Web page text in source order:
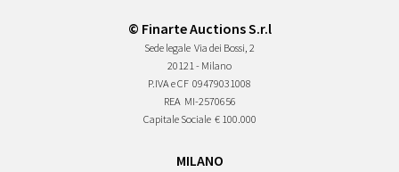
© Finarte Auctions S.r.l
Sede legale Via dei Bossi, 2
20121 - Milano
P.IVA e CF 09479031008
REA MI-2570656
Capitale Sociale € 100.000
MILANO